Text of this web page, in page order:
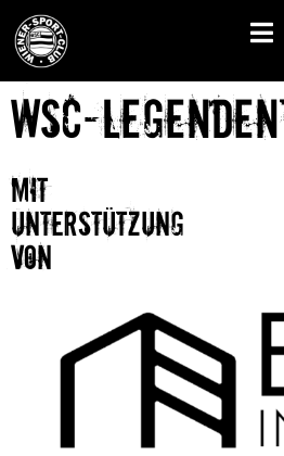
WSC-
mit
unterstützung
von